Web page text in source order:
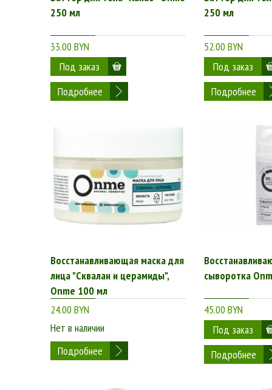
250 мл
33.00 BYN
Подробнее
250 мл
52.00 BYN
Подробнее
Восстанавливающая маска для
лица "Сквалан и церамиды",
Onme 100 мл
24.00 BYN
Нет в наличии
Подробнее
сыворотка
45.00 BYN
Подробнее